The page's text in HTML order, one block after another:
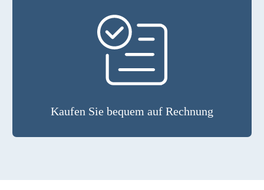
Kaufen Sie bequem auf Rechnung